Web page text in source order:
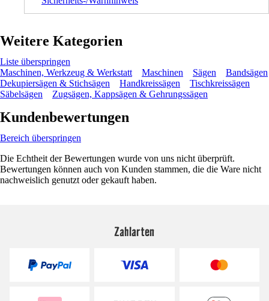
Weitere Kategorien
Liste überspringen
Maschinen, Werkzeug & Werkstatt
Maschinen Sägen
Bandsägen
Dekupiersägen & Stichsägen
Handkreissägen
Tischkreissägen
Säbelsägen
Zugsägen, Kappsägen & Gehrungssägen
Kundenbewertungen
Bereich überspringen
Die Echtheit der Bewertungen wurde von uns nicht überprüft.
Bewertungen können auch von Kunden stammen, die die Ware nicht
nachweislich genutzt oder gekauft haben.
Zahlarten